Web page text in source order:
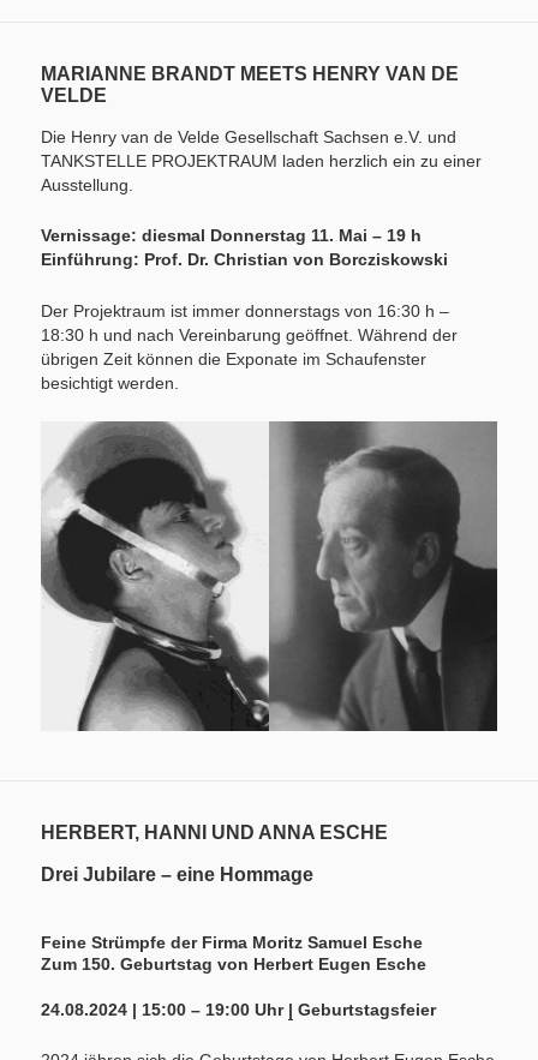
MARIANNE BRANDT MEETS HENRY VAN DE
VELDE
Die Henry van de Velde Gesellschaft Sachsen e.V. und
TANKSTELLE PROJEKTRAUM laden herzlich ein zu einer
Ausstellung.
Vernissage: diesmal Donnerstag 11. Mai – 19 h
Einführung: Prof. Dr. Christian von Borcziskowski
Der Projektraum ist immer donnerstags von 16:30 h –
18:30 h und nach Vereinbarung geöffnet. Während der
übrigen Zeit können die Exponate im Schaufenster
besichtigt werden.
HERBERT, HANNI UND ANNA ESCHE
Drei Jubilare – eine Hommage
Feine Strümpfe der Firma Moritz Samuel Esche
Zum 150. Geburtstag von Herbert Eugen Esche
24.08.2024 | 15:00 – 19:00 Uhr | Geburtstagsfeier